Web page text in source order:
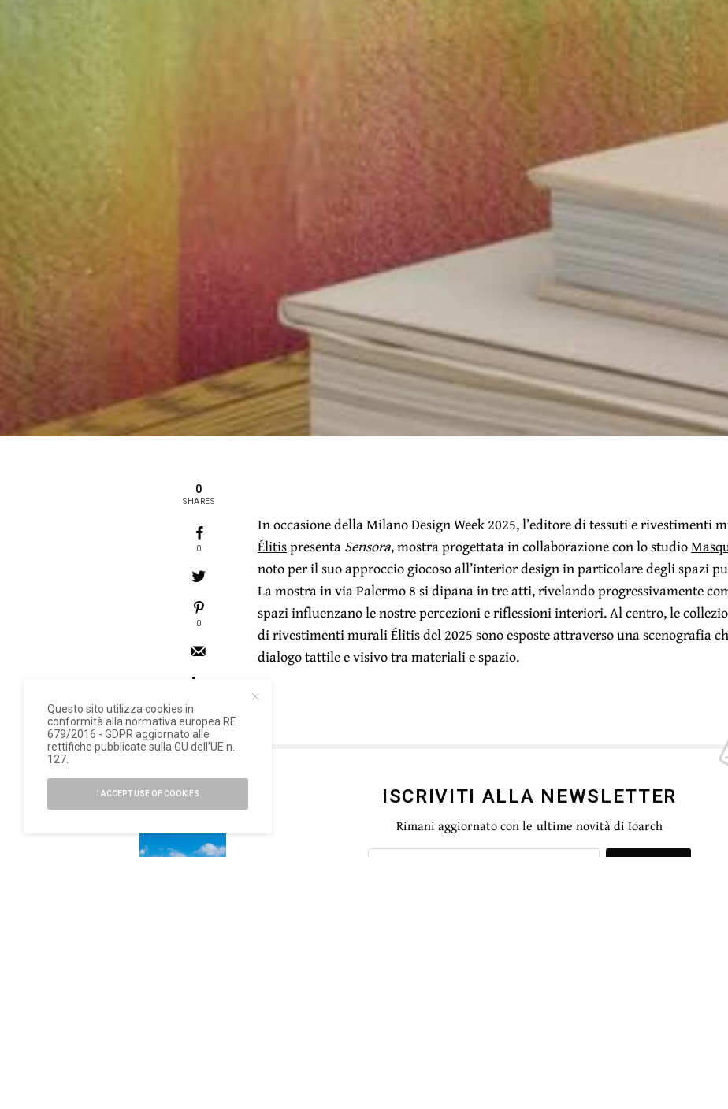
0
SHARES
0
0
READ NEXT
In occasione della Milano Design Week 2025, l’editore di tessuti e rivestimenti
ÉlitispresentaSensora, mostra progettata in collaborazione con lo studio
noto per il suo approccio giocoso all’interior design in particolare degli spazi
La mostra in via Palermo 8 si dipana in tre atti, rivelando progressivamente
spazi influenzano le nostre percezioni e riflessioni interiori. Al centro, le
di rivestimenti murali Élitis del 2025 sono esposte attraverso una scenografia
dialogo tattile e visivo tra materiali e spazio.
ISCRIVITI ALLA NEWSLETTER
Rimani aggiornato con le ultime novità di Ioarch
Questo sito utilizza cookies in
conformità alla normativa europea RE
679/2016 - GDPR aggiornato alle
rettifiche pubblicate sulla GU dell’UE n.
127.
I ACCEPT USE OF COOKIES